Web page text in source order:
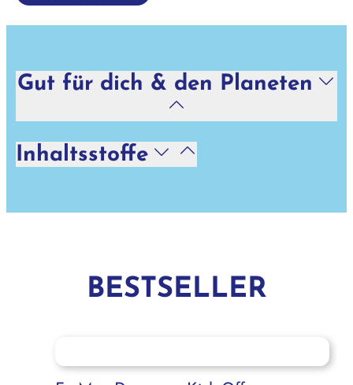
Gut für dich & den Planeten
Inhaltsstoffe
BESTSELLER